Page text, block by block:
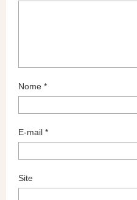
Nome *
E-mail *
Site